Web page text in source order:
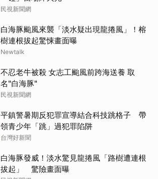
民視新聞網
白海豚颱風來襲「淡水疑出現龍捲風」！榕
樹連根拔起驚悚畫面曝
Newtalk
不忍老牛被殺 女志工颱風前跨海送養 取
名"白海豚"
民視新聞網
平鎮警暑期反犯罪宣導結合科技跳格子 帶
領青少年「跳」過犯罪陷阱
台灣好新聞
白海豚發威！淡水驚見龍捲風「路樹遭連根
拔起」 驚險畫面曝